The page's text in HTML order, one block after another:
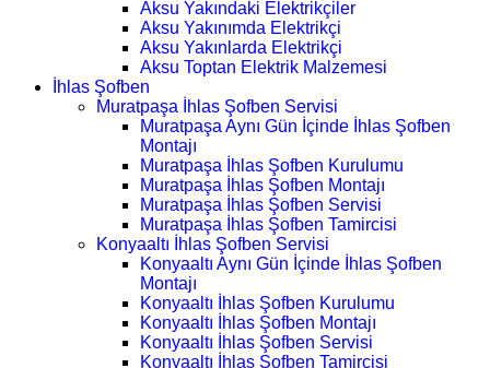
Aksu Yakındaki Elektrikçiler
Aksu Yakınımda Elektrikçi
Aksu Yakınlarda Elektrikçi
Aksu Toptan Elektrik Malzemesi
İhlas Şofben
Muratpaşa İhlas Şofben Servisi
Muratpaşa Aynı Gün İçinde İhlas Şofben
Montajı
Muratpaşa İhlas Şofben Kurulumu
Muratpaşa İhlas Şofben Montajı
Muratpaşa İhlas Şofben Servisi
Muratpaşa İhlas Şofben Tamircisi
Konyaaltı İhlas Şofben Servisi
Konyaaltı Aynı Gün İçinde İhlas Şofben
Montajı
Konyaaltı İhlas Şofben Kurulumu
Konyaaltı İhlas Şofben Montajı
Konyaaltı İhlas Şofben Servisi
Konyaaltı İhlas Şofben Tamircisi